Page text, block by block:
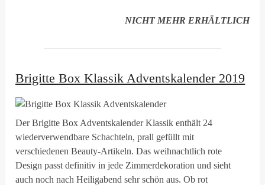
NICHT MEHR ERHÄLTLICH
Brigitte Box Klassik Adventskalender 2019
Der Brigitte Box Adventskalender Klassik enthält 24
wiederverwendbare Schachteln, prall gefüllt mit
verschiedenen Beauty-Artikeln. Das weihnachtlich rote
Design passt definitiv in jede Zimmerdekoration und sieht
auch noch nach Heiligabend sehr schön aus. Ob rot